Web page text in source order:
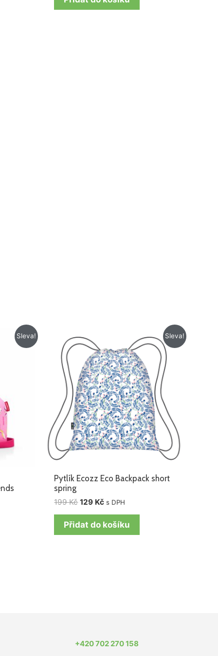
Sleva! Sleva!
Pytlík Ecozz Eco Backpack short
spring
199Kč
cena
byla:
199 Kč.
129 Kč
je:
129 Kč.
s DPH
Přidat do košíku
+420 702 270 158